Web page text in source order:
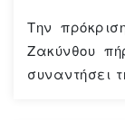
Την
Ζακύνθου
συναντήσει